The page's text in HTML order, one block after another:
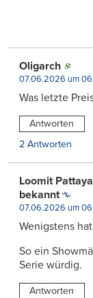
Oligarch
07.06.2026 um
Was letzte
Antworten
2 Antworten
Loomit
bekannt
07.06.2026 um
Wenigstens
So ein
Serie würdig.
Antworten